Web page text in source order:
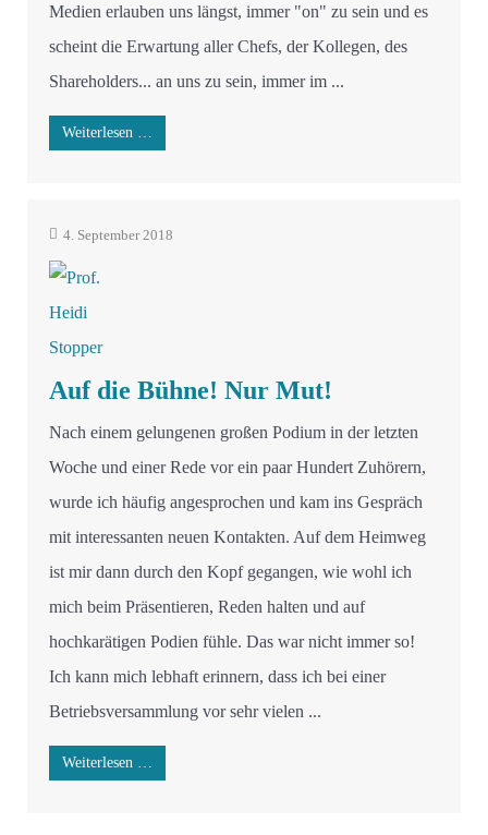
Medien erlauben uns längst, immer "on" zu sein und es
scheint die Erwartung aller Chefs, der Kollegen, des
Shareholders... an uns zu sein, immer im ...
Weiterlesen …
4. September 2018
Auf die Bühne! Nur Mut!
Nach einem gelungenen großen Podium in der letzten
Woche und einer Rede vor ein paar Hundert Zuhörern,
wurde ich häufig angesprochen und kam ins Gespräch
mit interessanten neuen Kontakten. Auf dem Heimweg
ist mir dann durch den Kopf gegangen, wie wohl ich
mich beim Präsentieren, Reden halten und auf
hochkarätigen Podien fühle. Das war nicht immer so!
Ich kann mich lebhaft erinnern, dass ich bei einer
Betriebsversammlung vor sehr vielen ...
Weiterlesen …